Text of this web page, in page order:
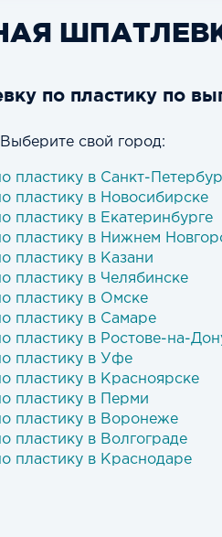
по пластику по
свой город:
пластику в Санкт-
пластику в Новосибирске
пластику в Екатеринбурге
пластику в Нижнем
пластику в Казани
пластику в Челябинске
пластику в Омске
пластику в Самаре
пластику в Ростове-на-
пластику в Уфе
пластику в Красноярске
пластику в Перми
пластику в Воронеже
пластику в Волгограде
пластику в Краснодаре